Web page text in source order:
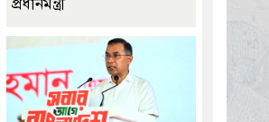
প্রধানমন্ত্রী